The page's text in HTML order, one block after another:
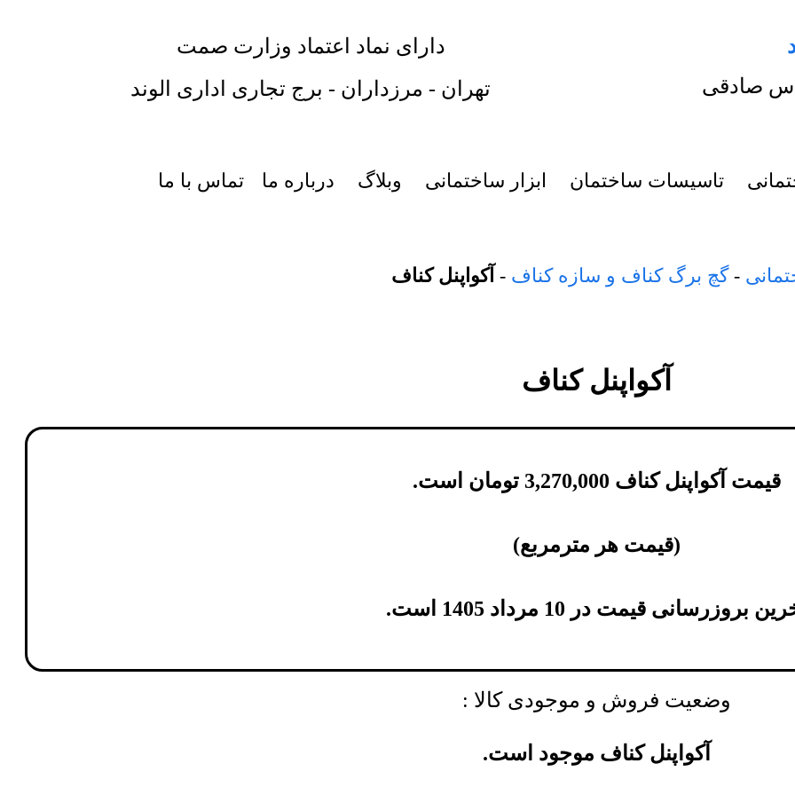
دارای نماد اعتماد وزارت صمت
صادقی
تهران - مرزداران - برج تجاری اداری الوند
تاسیسات ساختمان ابزار ساختمانی وبلاگ درباره ما تماس با ما
-گچ برگ کناف و سازه کناف - آکواپنل کناف
آکواپنل کناف
قیمت آکواپنل کناف 3,270,000 تومان است.
(قیمت هر مترمربع)
بروزرسانی قیمت در 10 مرداد 1405 است.
وضعیت فروش و موجودی کالا :
آکواپنل کناف موجود است.